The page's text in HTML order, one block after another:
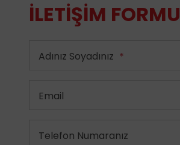
İLETIŞIM FORMU
Adınız Soyadınız *
Email
Telefon Numaranız